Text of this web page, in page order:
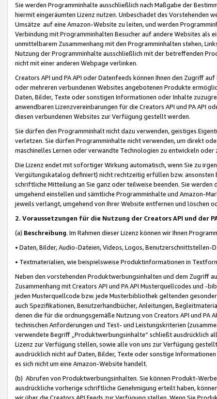
Sie werden Programminhalte ausschließlich nach Maßgabe der
hiermit eingeräumten Lizenz nutzen. Unbeschadet des Vorstehenden
Umsätze auf eine Amazon-Website zu leiten, und werden
Verbindung mit Programminhalten Besucher auf andere Websites als
unmittelbarem Zusammenhang mit den Programminhalten stehen,
Nutzung der Programminhalte ausschließlich mit der betreffenden
nicht mit einer anderen Webpage verlinken.
Creators API und PA API oder Datenfeeds können Ihnen den Zugriff
oder mehreren verbundenen Websites angebotenen Produkte
Daten, Bilder, Texte oder sonstigen Informationen oder Inhalte
anwendbaren Lizenzvereinbarungen für die Creators API und PA API
diesen verbundenen Websites zur Verfügung gestellt werden.
Sie dürfen den Programminhalt nicht dazu verwenden, geistiges
verletzen. Sie dürfen Programminhalte nicht verwenden, um direkt
maschinelles Lernen oder verwandte Technologien zu entwickeln
Die Lizenz endet mit sofortiger Wirkung automatisch, wenn Sie zu
Vergütungskatalog definiert) nicht rechtzeitig erfüllen bzw. ansonsten
schriftliche Mitteilung an Sie ganz oder teilweise beenden. Sie werden
umgehend einstellen und sämtliche Programminhalte und Amazon-
jeweils verlangt, umgehend von Ihrer Website entfernen und löschen
2. Voraussetzungen für die Nutzung der Creators API und der
(a) Beschreibung. Im Rahmen dieser Lizenz können wir Ihnen
• Daten, Bilder, Audio-Dateien, Videos, Logos, Benutzerschnittstellen-
• Textmaterialien, wie beispielsweise Produktinformationen in
Neben den vorstehenden Produktwerbungsinhalten und dem Zugriff
Zusammenhang mit Creators API und PA API Musterquellcodes und
jeden Musterquellcode bzw. jede Musterbibliothek geltenden
auch Spezifikationen, Benutzerhandbücher, Anleitungen,
denen die für die ordnungsgemäße Nutzung von Creators API und PA
technischen Anforderungen und Test- und Leistungskriterien
verwendete Begriff „Produktwerbungsinhalte“ schließt ausdrücklich
Lizenz zur Verfügung stellen, sowie alle von uns zur Verfügung
ausdrücklich nicht auf Daten, Bilder, Texte oder sonstige
es sich nicht um eine Amazon-Website handelt.
(b) Abrufen von Produktwerbungsinhalten. Sie können Produkt-
ausdrückliche vorherige schriftliche Genehmigung erteilt haben,
wir über die Creators API Feeds zur Verfügung stellen. Wenn Sie